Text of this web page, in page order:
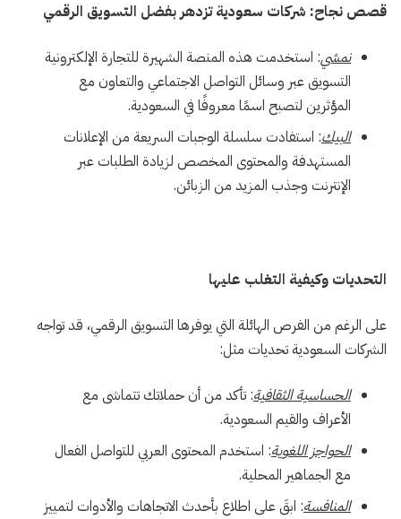
قصص نجاح: شركات سعودية تزدهر بفضل التسويق الرقمي
نمشي: استخدمت هذه المنصة الشهيرة للتجارة الإلكترونية
التسويق عبر وسائل التواصل الاجتماعي والتعاون مع
المؤثرين لتصبح اسمًا معروفًا في السعودية.
البيك: استفادت سلسلة الوجبات السريعة من الإعلانات
المستهدفة والمحتوى المخصص لزيادة الطلبات عبر
الإنترنت وجذب المزيد من الزبائن.
التحديات وكيفية التغلب عليها
على الرغم من الفرص الهائلة التي يوفرها التسويق الرقمي، قد تواجه
الشركات السعودية تحديات مثل:
الحساسية الثقافية: تأكد من أن حملاتك تتماشى مع
الأعراف والقيم السعودية.
الحواجز اللغوية: استخدم المحتوى العربي للتواصل الفعال
مع الجماهير المحلية.
المنافسة: ابقَ على اطلاع بأحدث الاتجاهات والأدوات لتمييز